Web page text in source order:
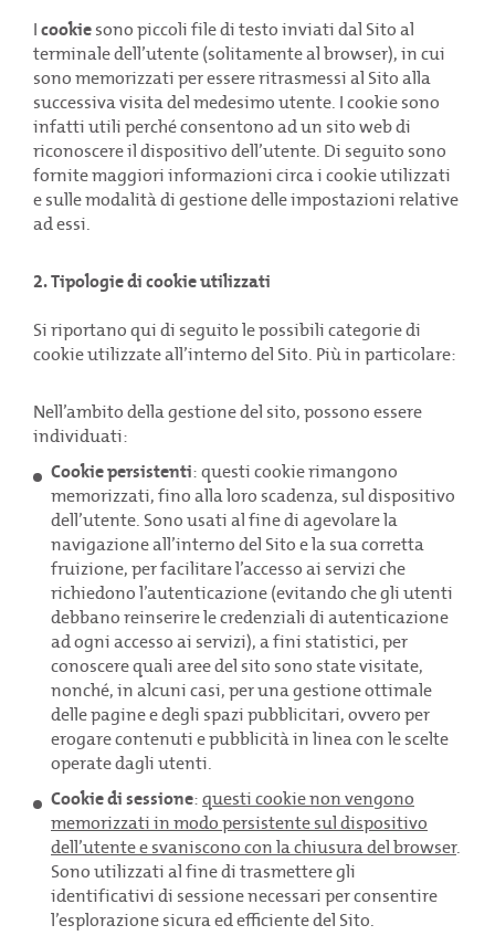
non è mai stato così semplice e veloce
Scopri l’offerta giusta per te
Ti aiutiamo a scegliere la soluzione
più adatta alla tua attività.
1 2 3
Patti chiarinessun conguaglio
Nessun conguaglio anche se consumi un po’ di più.E se
consumi meno il conguaglio è a tuo favore!
Usa la bilancia qui accanto e scropri come funziona.
Icookiesono piccoli file di testo inviati dal Sito al
terminale dell’utente (solitamente al browser), in cui
sono memorizzati per essere ritrasmessi al Sito alla
successiva visita del medesimo utente. I cookie sono
infatti utili perché consentono ad un sito web di
riconoscere il dispositivo dell’utente. Di seguito sono
fornite maggiori informazioni circa i cookie utilizzati
e sulle modalità di gestione delle impostazioni relative
ad essi.
2. Tipologie di cookie utilizzati
Si riportano qui di seguito le possibili categorie di
cookie utilizzate all’interno del Sito. Più in particolare:
Nell’ambito della gestione del sito, possono essere
individuati:
Cookie persistenti: questi cookie rimangono
memorizzati, fino alla loro scadenza, sul dispositivo
dell’utente. Sono usati al fine di agevolare la
navigazione all’interno del Sito e la sua corretta
fruizione, per facilitare l’accesso ai servizi che
richiedono l’autenticazione (evitando che gli utenti
debbano reinserire le credenziali di autenticazione
ad ogni accesso ai servizi), a fini statistici, per
conoscere quali aree del sito sono state visitate,
nonché, in alcuni casi, per una gestione ottimale
delle pagine e degli spazi pubblicitari, ovvero per
erogare contenuti e pubblicità in linea con le scelte
operate dagli utenti.
Cookie di sessione:questi cookie non vengono
memorizzati in modo persistente sul dispositivo
dell’utente e svaniscono con la chiusura del browser.
Sono utilizzati al fine di trasmettere gli
identificativi di sessione necessari per consentire
l’esplorazione sicura ed efficiente del Sito.